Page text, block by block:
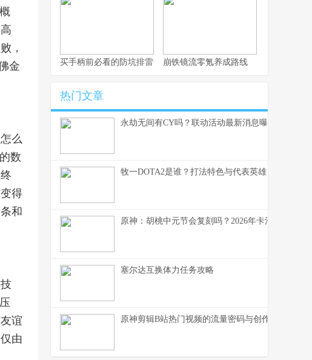
，
金
么
数
得
和
谊
由
买手柄前必看的防坑排雷全指南崩铁镜流零氪养成路线
热门文章
永劫无间有CY吗？联动活动最新消息曝光
牧一DOTA2是谁？打法特色与代表英雄
原神：胡桃中元节会复刻吗？2026年卡池预测
塞尔达互换体力任务攻略
原神剪辑B站热门视频的流量密码与创作心法